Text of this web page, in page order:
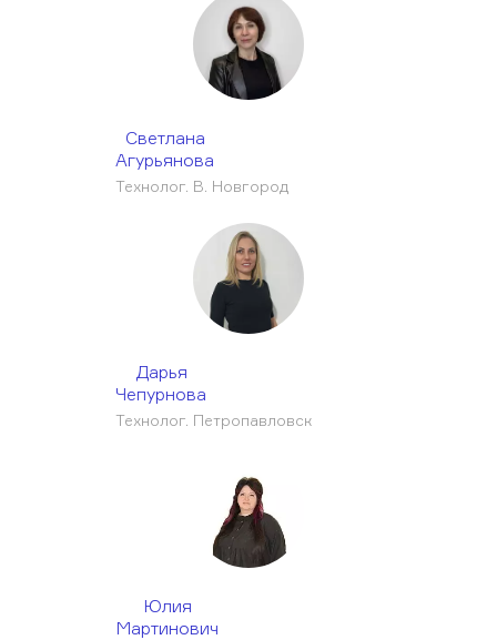
Светлана
Агурьянова
Технолог. В. Новгород
Дарья
Чепурнова
Технолог. Петропавловск
Юлия
Мартинович